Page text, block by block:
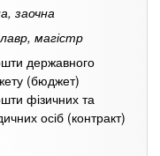
заочна
магістр
державного
(бюджет)
фізичних та
осіб (контракт)